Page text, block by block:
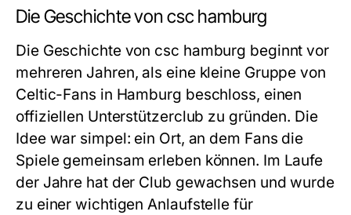
Die Geschichte von csc hamburg
Die Geschichte von csc hamburg beginnt vor
mehreren Jahren, als eine kleine Gruppe von
Celtic-Fans in Hamburg beschloss, einen
offiziellen Unterstützerclub zu gründen. Die
Idee war simpel: ein Ort, an dem Fans die
Spiele gemeinsam erleben können. Im Laufe
der Jahre hat der Club gewachsen und wurde
zu einer wichtigen Anlaufstelle für